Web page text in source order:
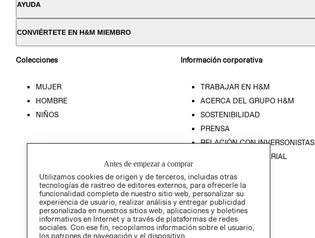
AYUDA
CONVIÉRTETE EN H&M MIEMBRO
Colecciones
MUJER
HOMBRE
NIÑOS
Información corporativa
TRABAJAR EN H&M
ACERCA DEL GRUPO H&M
SOSTENIBILIDAD
PRENSA
RELACIÓN CON INVERSONISTAS
POLÍTICA EMPRESARIAL
Antes de empezar a comprar
Utilizamos cookies de origen y de terceros, incluidas otras
tecnologías de rastreo de editores externos, para ofrecerle la
funcionalidad completa de nuestro sitio web, personalizar su
experiencia de usuario, realizar análisis y entregar publicidad
personalizada en nuestros sitios web, aplicaciones y boletines
informativos en Internet y a través de plataformas de redes
sociales. Con ese fin, recopilamos información sobre el usuario,
los patrones de navegación y el dispositivo.